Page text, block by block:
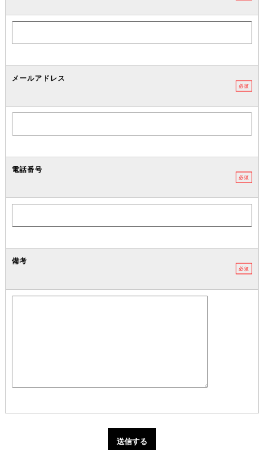
メールアドレス
必須
電話番号
必須
備考
必須